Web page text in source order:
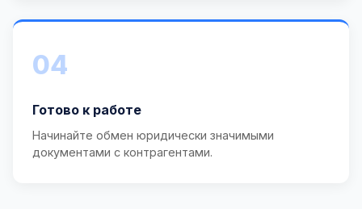
04
Готово к работе
Начинайте обмен юридически значимыми
документами с контрагентами.